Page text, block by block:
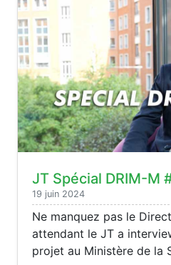
JT Spécial DRIM-M
19 juin 2024
Ne manquez pas le
attendant le JT a
projet au Ministère de la